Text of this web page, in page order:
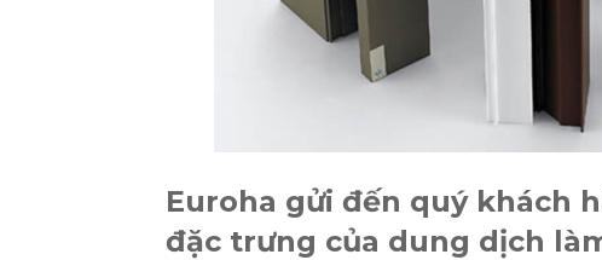
Euroha gửi đến quý khách
đặc trưng của dung dịch